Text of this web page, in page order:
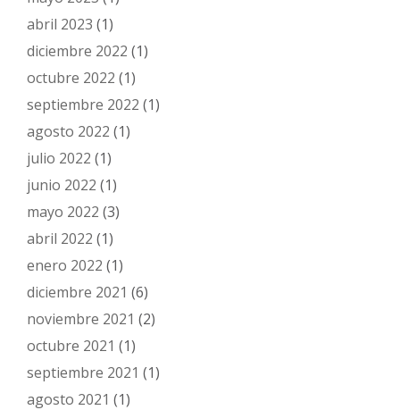
abril 2023 (1)
diciembre 2022 (1)
octubre 2022 (1)
septiembre 2022 (1)
agosto 2022 (1)
julio 2022 (1)
junio 2022 (1)
mayo 2022 (3)
abril 2022 (1)
enero 2022 (1)
diciembre 2021 (6)
noviembre 2021 (2)
octubre 2021 (1)
septiembre 2021 (1)
agosto 2021 (1)